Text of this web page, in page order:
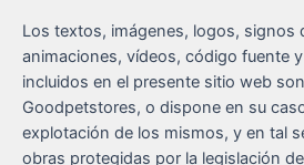
Los textos, imágenes, logos, signos
animaciones, vídeos, código fuente
incluidos en el presente sitio web
Goodpetstores, o dispone en su
explotación de los mismos, y en tal
obras protegidas por la legislación